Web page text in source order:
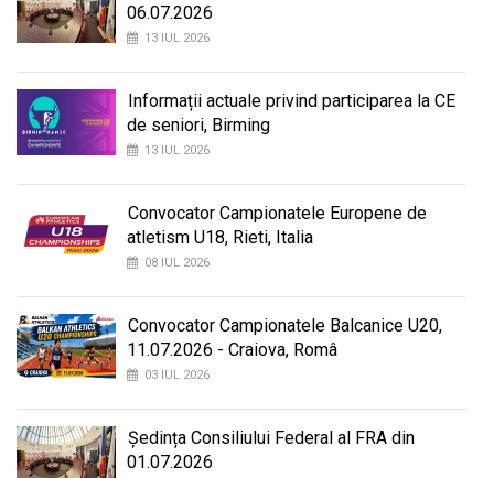
06.07.2026
13 IUL 2026
Informații actuale privind participarea la CE
de seniori, Birming
13 IUL 2026
Convocator Campionatele Europene de
atletism U18, Rieti, Italia
08 IUL 2026
Convocator Campionatele Balcanice U20,
11.07.2026 - Craiova, Româ
03 IUL 2026
Ședința Consiliului Federal al FRA din
01.07.2026